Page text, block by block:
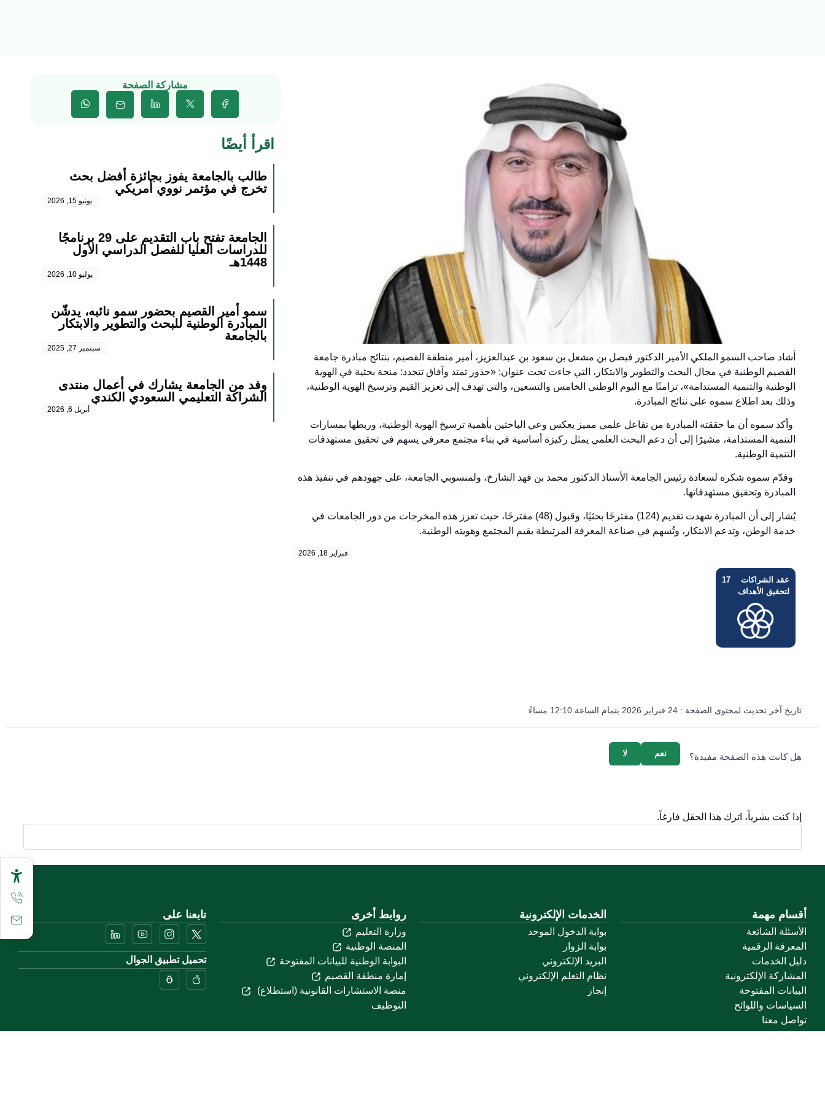
أشاد صاحب السمو الملكي الأمير الدكتور فيصل بن مشعل بن سعود بن عبدالعزيز، أمير منطقة القصيم، بنتائج مبادرة جامعة
القصيم الوطنية في مجال البحث والتطوير والابتكار، التي جاءت تحت عنوان: «جذور تمتد وآفاق تتجدد: منحة بحثية في الهوية
الوطنية والتنمية المستدامة»، تزامنًا مع اليوم الوطني الخامس والتسعين، والتي تهدف إلى تعزيز القيم وترسيخ الهوية الوطنية،
وذلك بعد اطلاع سموه على نتائج المبادرة.
وأكد سموه أن ما حققته المبادرة من تفاعل علمي مميز يعكس وعي الباحثين بأهمية ترسيخ الهوية الوطنية، وربطها بمسارات
التنمية المستدامة، مشيرًا إلى أن دعم البحث العلمي يمثل ركيزة أساسية في بناء مجتمع معرفي يسهم في تحقيق مستهدفات
التنمية الوطنية.
وقدّم سموه شكره لسعادة رئيس الجامعة الأستاذ الدكتور محمد بن فهد الشارخ، ولمنسوبي الجامعة، على جهودهم في تنفيذ هذه
المبادرة وتحقيق مستهدفاتها.
يُشار إلى أن المبادرة شهدت تقديم (124) مقترحًا بحثيًا، وقبول (48) مقترحًا، حيث تعزز هذه المخرجات من دور الجامعات في
خدمة الوطن، وتدعم الابتكار، وتُسهم في صناعة المعرفة المرتبطة بقيم المجتمع وهويته الوطنية.
فبراير 18, 2026
عقد الشراكات
لتحقيق الأهداف
17
مشاركة الصفحة
اقرأ أيضًا
طالب بالجامعة يفوز بجائزة أفضل بحث
تخرج في مؤتمر نووي أمريكي
يونيو 15, 2026
الجامعة تفتح باب التقديم على 29 برنامجًا
للدراسات العليا للفصل الدراسي الأول
1448هـ
يوليو 10, 2026
سمو أمير القصيم بحضور سمو نائبه، يدشّن
المبادرة الوطنية للبحث والتطوير والابتكار
بالجامعة
سبتمبر 27, 2025
وفد من الجامعة يشارك في أعمال منتدى
الشراكة التعليمي السعودي الكندي
أبريل 6, 2026
تاريخ آخر تحديث لمحتوى الصفحة : 24 فبراير 2026 بتمام الساعة 12:10 مساءً
هل كانت هذه الصفحة مفيدة؟ لا نعم
إذا كنت بشرياً، اترك هذا الحقل فارغاً.
أقسام مهمة
الأسئلة الشائعة
المعرفة الرقمية
دليل الخدمات
المشاركة الإلكترونية
البيانات المفتوحة
السياسات واللوائح
تواصل معنا
الخدمات الإلكترونية
بوابة الدخول الموحد
بوابة الزوار
البريد الإلكتروني
نظام التعلم الإلكتروني
إنجاز
روابط أخرى
وزارة التعليم
المنصة الوطنية
البوابة الوطنية للبيانات المفتوحة
إمارة منطقة القصيم
منصة الاستشارات القانونية (استطلاع)
التوظيف
تابعنا على
تحميل تطبيق الجوال